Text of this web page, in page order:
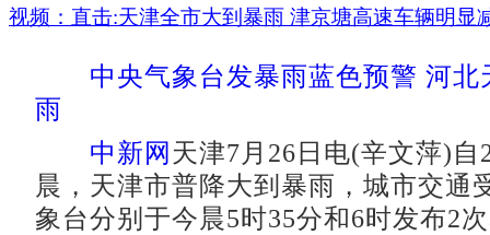
视频：直击:天津全市大到暴雨 津京塘高速车辆明显
中央气象台发暴雨蓝色预警 河北
雨
中新网 天津7月26日电(辛文萍)自
晨，天津市普降大到暴雨，城市交通
象台分别于今晨5时35分和6时发布2